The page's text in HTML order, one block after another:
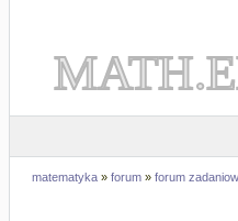
matematyka » forum » forum